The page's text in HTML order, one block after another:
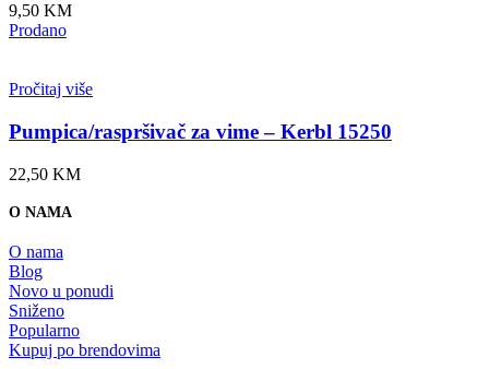
9,50 KM
Prodano
Pročitaj više
Pumpica/raspršivač za vime – Kerbl 15250
22,50 KM
O NAMA
O nama
Blog
Novo u ponudi
Sniženo
Popularno
Kupuj po brendovima